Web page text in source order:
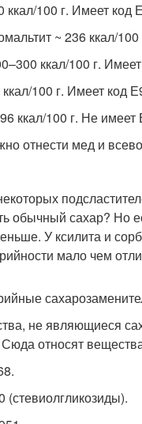
ккал/100 г. Имеет код
~ 236 ккал/
ккал/100 г.
100 г. Имеет код
ккал/100 г. Не имеет
отнести мед и
обычный сахар? Но
У ксилита и
мало чем
не являющиеся
относят
(стевиолгликозиды).